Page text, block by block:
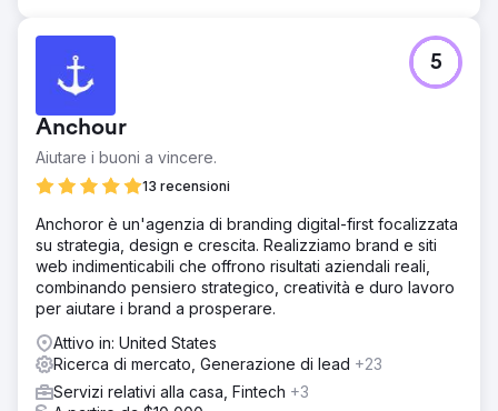
Anchour
Aiutare i buoni a vincere.
13 recensioni
5
Anchoror è un'agenzia di branding digital-first focalizzata
su strategia, design e crescita. Realizziamo brand e siti
web indimenticabili che offrono risultati aziendali reali,
combinando pensiero strategico, creatività e duro lavoro
per aiutare i brand a prosperare.
Attivo in: United States
Ricerca di mercato, Generazione di lead +23
Servizi relativi alla casa, Fintech +3